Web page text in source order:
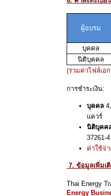
ผู้อบรม
บุคคล
นิติบุคคล
(รวมค่าไฟล์เอ
การชำระเงิน:
บุคคล
แควร์
นิติบุคค
37261-
ค่าใช้จ่
7. ข้อมูลเพิ่มเ
Thai Energy
Energy